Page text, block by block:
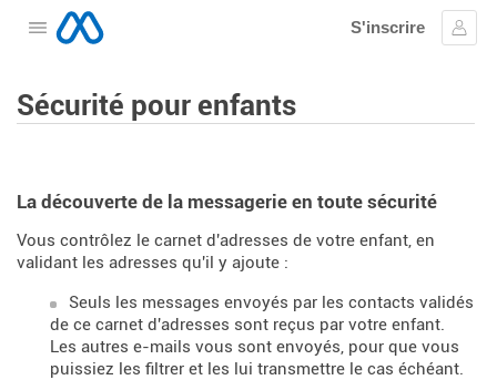
Ouvrir le menu
S'inscrire
Se
Sécurité pour enfants
La découverte de la messagerie en toute sécurité
Vous contrôlez le carnet d'adresses de votre enfant, en
validant les adresses qu'il y ajoute :
Seuls les messages envoyés par les contacts validés
de ce carnet d'adresses sont reçus par votre enfant.
Les autres e-mails vous sont envoyés, pour que vous
puissiez les filtrer et les lui transmettre le cas échéant.